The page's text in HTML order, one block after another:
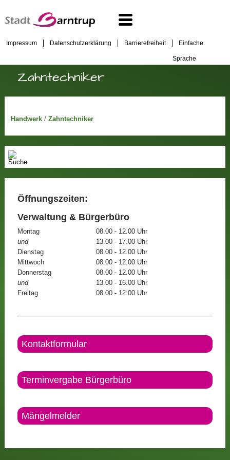
Impressum Datenschutzerklärung Barrierefreiheit Einfache
Sprache
Zahntechniker
Handwerk/ Zahntechniker
Öffnungszeiten:
Verwaltung & Bürgerbüro
Montag
08.00 - 12.00 Uhr
und
13.00 - 17.00 Uhr
Dienstag
08.00 - 12.00 Uhr
Mittwoch
08.00 - 12.00 Uhr
Donnerstag
08.00 - 12.00 Uhr
und
13.00 - 16.00 Uhr
Freitag
08.00 - 12:00 Uhr
Kontaktformular
Terminvergabe Bürgerbüro
Mängelmelder